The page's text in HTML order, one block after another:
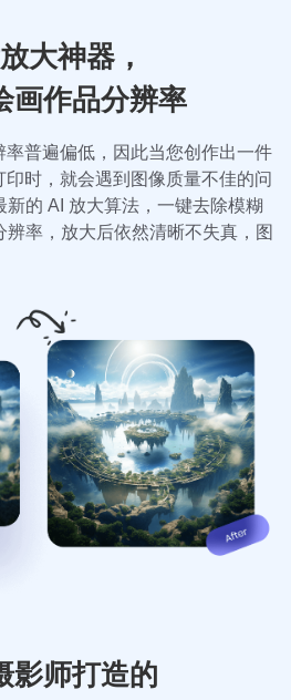
大神器，
画作品分辨率
普遍偏低，因此当您创作出一件
时，就会遇到图像质量不佳的问
的 AI 放大算法，一键去除模糊
率，放大后依然清晰不失真，图
影师打造的